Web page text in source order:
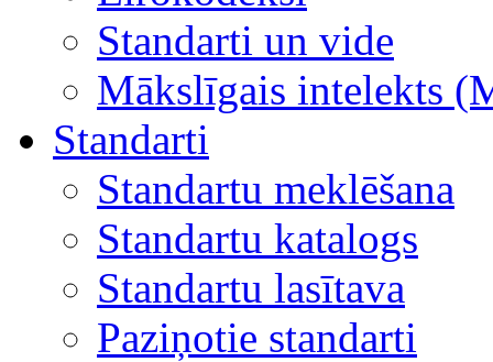
Standarti un vide
Mākslīgais intelekts
Standarti
Standartu meklēšana
Standartu katalogs
Standartu lasītava
Paziņotie standarti